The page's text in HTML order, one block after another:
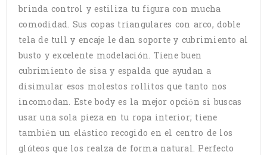
brinda control y estiliza tu figura con mucha
comodidad. Sus copas triangulares con arco, doble
tela de tull y encaje le dan soporte y cubrimiento al
busto y excelente modelación. Tiene buen
cubrimiento de sisa y espalda que ayudan a
disimular esos molestos rollitos que tanto nos
incomodan. Este body es la mejor opción si buscas
usar una sola pieza en tu ropa interior; tiene
también un elástico recogido en el centro de los
glúteos que los realza de forma natural. Perfecto